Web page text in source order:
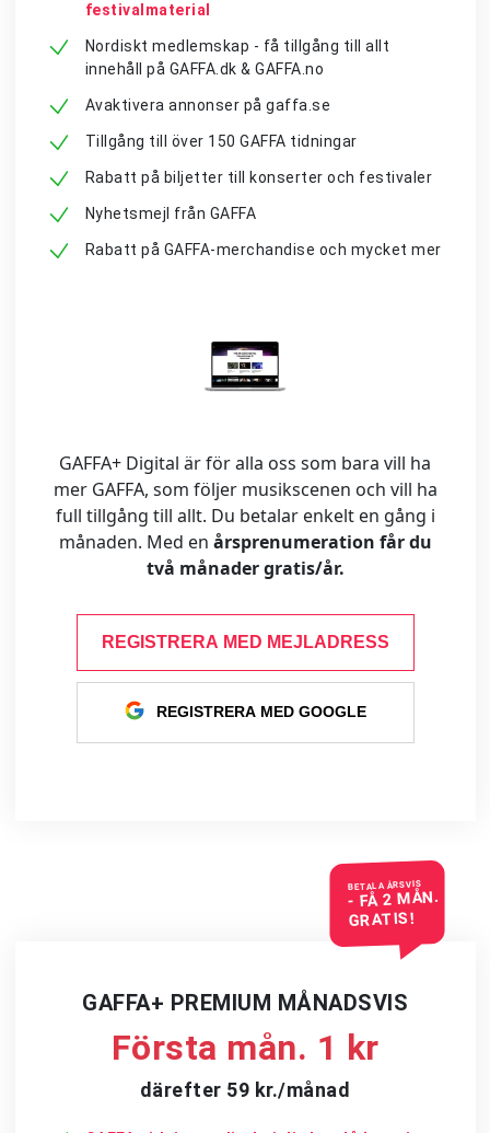
festivalmaterial
Nordiskt medlemskap - få tillgång till allt
innehåll på GAFFA.dk & GAFFA.no
Avaktivera annonser på gaffa.se
Tillgång till över 150 GAFFA tidningar
Rabatt på biljetter till konserter och festivaler
Nyhetsmejl från GAFFA
Rabatt på GAFFA-merchandise och mycket mer
GAFFA+ Digital är för alla oss som bara vill ha
mer GAFFA, som följer musikscenen och vill ha
full tillgång till allt. Du betalar enkelt en gång i
månaden. Med en årsprenumeration får du
två månader gratis/år.
REGISTRERA MED MEJLADRESS
REGISTRERA MED GOOGLE
BETALA ÅRSVIS
- FÅ 2 MÅN.
GRATIS!
GAFFA+ PREMIUM MÅNADSVIS
Första mån. 1 kr
därefter 59 kr./månad